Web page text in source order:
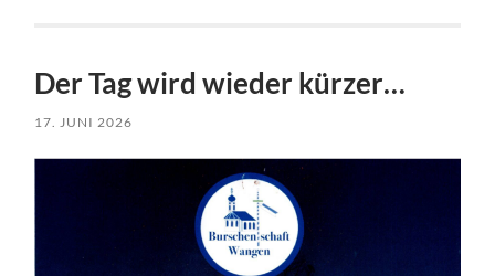
Der Tag wird wieder kürzer…
17. JUNI 2026